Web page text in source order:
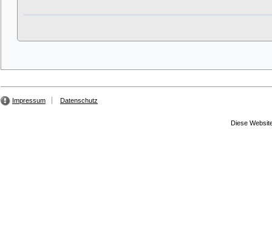
Impressum Datenschutz
Diese